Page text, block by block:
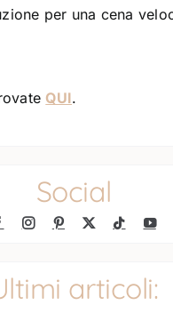
per una cena
QUI.
Social
articoli: